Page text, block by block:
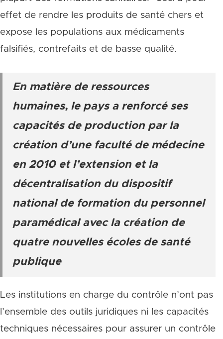
effet de rendre les produits de santé chers et
expose les populations aux médicaments
falsifiés, contrefaits et de basse qualité.
En matière de ressources
humaines, le pays a renforcé ses
capacités de production par la
création d’une faculté de médecine
en 2010 et l’extension et la
décentralisation du dispositif
national de formation du personnel
paramédical avec la création de
quatre nouvelles écoles de santé
publique
Les institutions en charge du contrôle n’ont pas
l’ensemble des outils juridiques ni les capacités
techniques nécessaires pour assurer un contrôle